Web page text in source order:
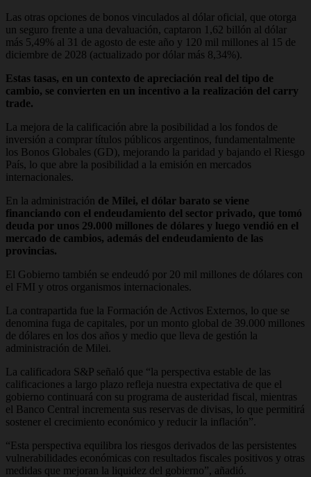
Las otras opciones de bonos vinculados al dólar oficial, que otorga
un seguro frente a una devaluación, captaron 1,62 billón al dólar
más 5,49% al 31 de agosto de este año y 120 mil millones al 15 de
diciembre de 2028 (actualizado por dólar más 8,34%).
Estas tasas, en un contexto de apreciación real del tipo de
cambio, se convierten en un incentivo a la realización del carry
trade.
La mejora de la calificación abre la posibilidad a los fondos de
inversión a comprar títulos públicos argentinos, fundamentalmente
los Bonos Globales (GD), mejorando la paridad y bajando el Riesgo
País, lo que abre la posibilidad a la emisión en mercados
internacionales.
En la administración de Milei, el dólar barato se viene
financiando con el endeudamiento del sector privado, que tomó
deuda por unos 29.000 millones de dólares y luego vendió en el
mercado de cambios, además del endeudamiento de las
provincias.
El Gobierno también se endeudó por 20 mil millones de dólares con
el FMI y otros organismos internacionales.
La contrapartida fue la Formación de Activos Externos, lo que se
denomina fuga de capitales, por un monto global de 39.000 millones
de dólares en los dos años y medio que lleva de gestión la
administración de Milei.
La calificadora S&P señaló que “la perspectiva estable de las
calificaciones a largo plazo refleja nuestra expectativa de que el
gobierno continuará con su programa de austeridad fiscal, mientras
el Banco Central incrementa sus reservas de divisas, lo que permitirá
sostener el crecimiento económico y reducir la inflación”.
“Esta perspectiva equilibra los riesgos derivados de las persistentes
vulnerabilidades económicas con resultados fiscales positivos y otras
medidas que mejoran la liquidez del gobierno”, añadió.